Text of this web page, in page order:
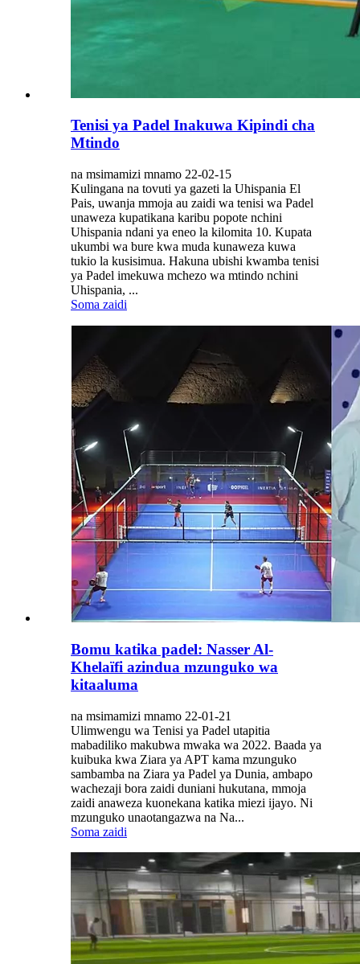
Tenisi ya Padel Inakuwa Kipindi cha
Mtindo
na msimamizi mnamo 22-02-15
Kulingana na tovuti ya gazeti la Uhispania El
Pais, uwanja mmoja au zaidi wa tenisi wa Padel
unaweza kupatikana karibu popote nchini
Uhispania ndani ya eneo la kilomita 10. Kupata
ukumbi wa bure kwa muda kunaweza kuwa
tukio la kusisimua. Hakuna ubishi kwamba tenisi
ya Padel imekuwa mchezo wa mtindo nchini
Uhispania, ...
Soma zaidi
Bomu katika padel: Nasser Al-
Khelaïfi azindua mzunguko wa
kitaaluma
na msimamizi mnamo 22-01-21
Ulimwengu wa Tenisi ya Padel utapitia
mabadiliko makubwa mwaka wa 2022. Baada ya
kuibuka kwa Ziara ya APT kama mzunguko
sambamba na Ziara ya Padel ya Dunia, ambapo
wachezaji bora zaidi duniani hukutana, mmoja
zaidi anaweza kuonekana katika miezi ijayo. Ni
mzunguko unaotangazwa na Na...
Soma zaidi